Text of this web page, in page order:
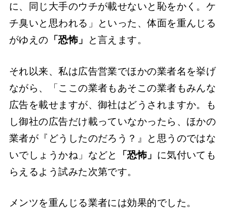
に、同じ大手のウチが載せないと恥をかく。ケ
チ臭いと思われる」といった、体面を重んじる
がゆえの 「恐怖」 と言えます。
それ以来、私は広告営業でほかの業者名を挙げ
ながら、「ここの業者もあそこの業者もみんな
広告を載せますが、御社はどうされますか。も
し御社の広告だけ載っていなかったら、ほかの
業者が『どうしたのだろう？』と思うのではな
いでしょうかね」などと
「恐怖」 に気付いても
らえるよう試みた次第です。
メンツを重んじる業者には効果的でした。